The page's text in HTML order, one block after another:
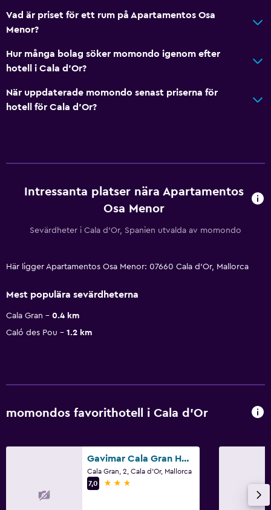
Vad är priset för ett rum på Apartamentos Osa
Menor?
Hur många bolag söker momondo igenom efter
hotell i Cala d'Or?
När uppdaterade momondo senast priserna för
hotell för Cala d'Or?
Intressanta platser nära Apartamentos
Osa Menor
Sevärdheter i Cala d'Or, Spanien utvalda av momondo
Här ligger Apartamentos Osa Menor: 07660 Cala d'Or, Mallorca
Mest populära sevärdheterna
Cala Gran
0.4 km
Caló des Pou
1.2 km
momondos favorithotell i Cala d'Or
Gavimar Cala Gran Hotel and Apartments
Cala Gran, 2, Cala d'Or, Mallorca
7,0
3 stjärnor